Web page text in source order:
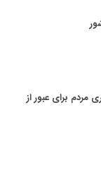
برای عبور از